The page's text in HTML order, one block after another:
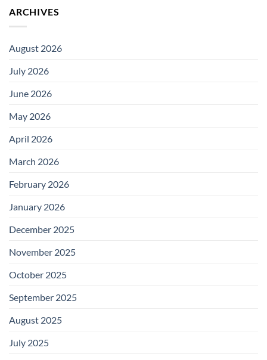
ARCHIVES
August 2026
July 2026
June 2026
May 2026
April 2026
March 2026
February 2026
January 2026
December 2025
November 2025
October 2025
September 2025
August 2025
July 2025